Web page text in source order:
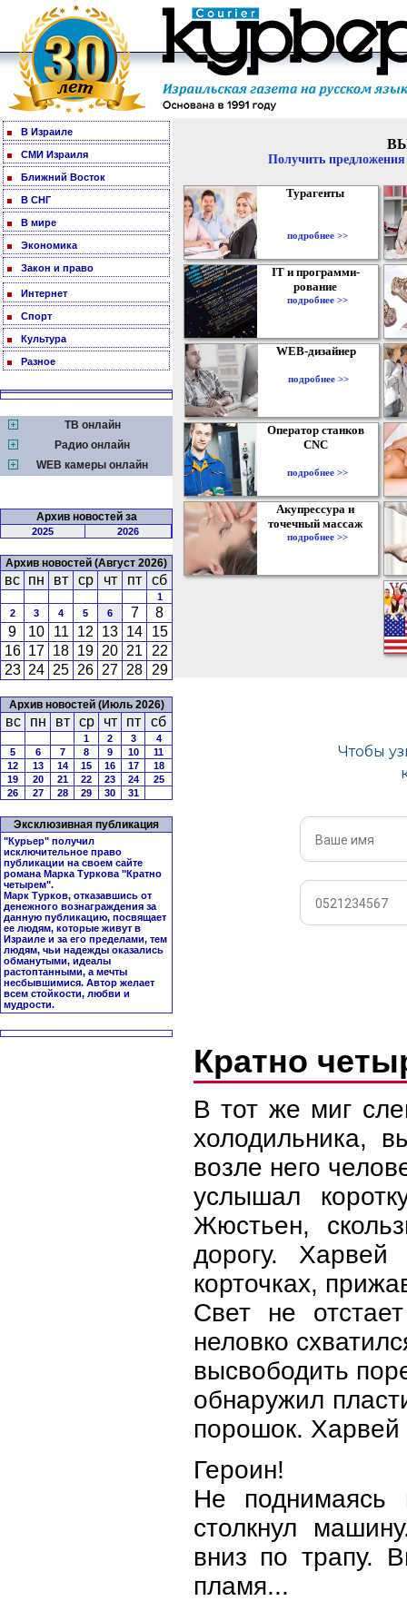
В Израиле
СМИ Израиля
Ближний Восток
В СНГ
В мире
Экономика
Закон и право
Интернет
Спорт
Культура
Разное
ТВ онлайн
Радио онлайн
WEB камеры онлайн
Архив новостей за
2025 2026
Архив новостей (Август 2026)
вс пн вт ср чт пт сб
1
2
3 4 5 6 7
8
9
10 11 12 13 14
15
16 17 18 19 20 21
22
23 24 25 26 27 28 29
Архив новостей (Июль 2026)
вс пн вт ср чт пт сб
1 2 3
4
5
6 7 8 9 10
11
12
13 14 15 16 17
18
19
20 21 22 23 24
25
26
27 28 29 30 31
Эксклюзивная публикация
"Курьер" получил
исключительное право
публикации на своем сайте
романа Марка Туркова "Кратно
четырем".
Марк Турков, отказавшись от
денежного вознаграждения за
данную публикацию, посвящает
ее людям, которые живут в
Израиле и за его пределами, тем
людям, чьи надежды оказались
обманутыми, идеалы
растоптанными, а мечты
несбывшимися. Автор желает
всем стойкости, любви и
мудрости.
Получить
Турагенты
подробнее >>
IT и программи-
рование
подробнее >>
WEB-дизайнер
подробнее >>
Оператор станков
CNC
подробнее >>
Акупрессура и
точечный массаж
подробнее >>
Кратно
В тот же миг
холодильника,
возле него
услышал
Жюстьен,
дорогу.
корточках,
Свет не
неловко
высвободить
обнаружил
порошок. Харвей
Героин!
Не поднимаясь
столкнул
вниз по трапу.
пламя...